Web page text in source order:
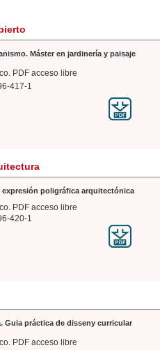
Máster en jardinería y paisaje
PDF acceso libre
417-1
expresión poligráfica arquitectónica
PDF acceso libre
420-1
Guia práctica de disseny curricular
PDF acceso libre